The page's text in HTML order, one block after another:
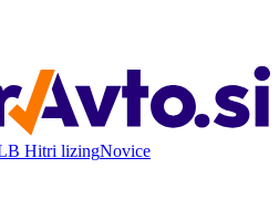
Hitri lizingNovice